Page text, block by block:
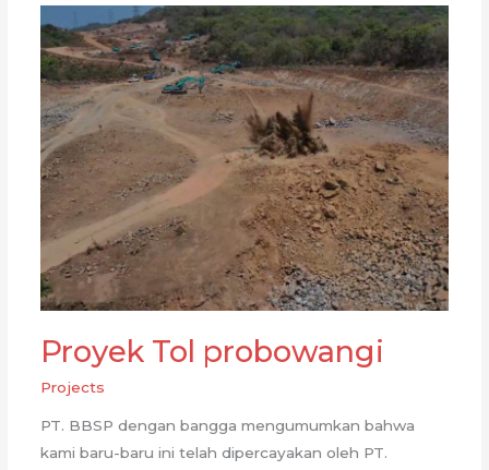
Sub-
Kontraktor
Earthwork
dalam
Proyek
Infrastruktur
Proyek Tol probowangi
Projects
PT. BBSP dengan bangga mengumumkan bahwa
kami baru-baru ini telah dipercayakan oleh PT.